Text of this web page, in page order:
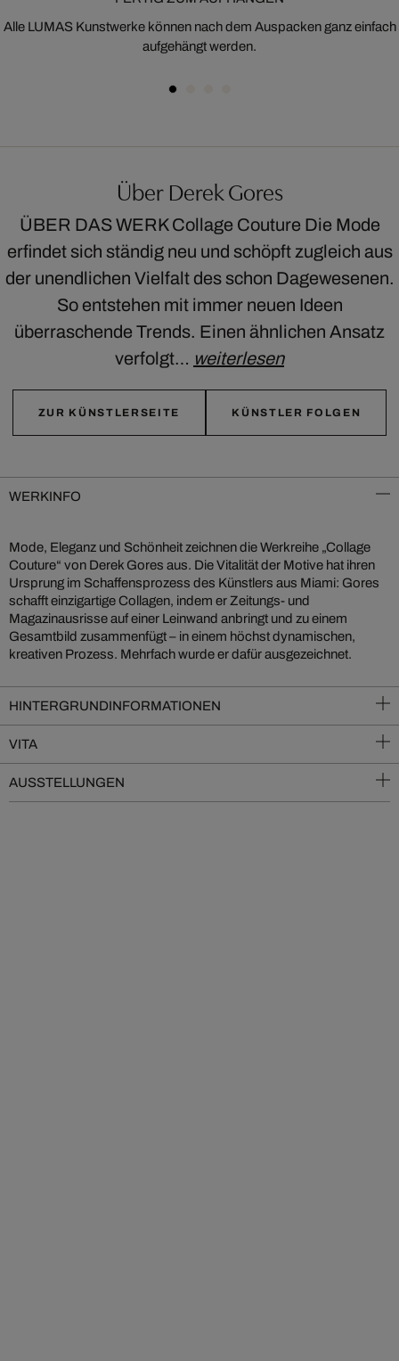
Alle LUMAS Kunstwerke können nach dem Auspacken ganz einfach
aufgehängt werden.
Über Derek Gores
ÜBER DAS WERK Collage Couture Die Mode
erfindet sich ständig neu und schöpft zugleich aus
der unendlichen Vielfalt des schon Dagewesenen.
So entstehen mit immer neuen Ideen
überraschende Trends. Einen ähnlichen Ansatz
verfolgt… weiterlesen
ZUR KÜNSTLERSEITE KÜNSTLER FOLGEN
WERKINFO
Mode, Eleganz und Schönheit zeichnen die Werkreihe „Collage
Couture“ von Derek Gores aus. Die Vitalität der Motive hat ihren
Ursprung im Schaffensprozess des Künstlers aus Miami: Gores
schafft einzigartige Collagen, indem er Zeitungs- und
Magazinausrisse auf einer Leinwand anbringt und zu einem
Gesamtbild zusammenfügt – in einem höchst dynamischen,
kreativen Prozess. Mehrfach wurde er dafür ausgezeichnet.
HINTERGRUNDINFORMATIONEN
VITA
AUSSTELLUNGEN